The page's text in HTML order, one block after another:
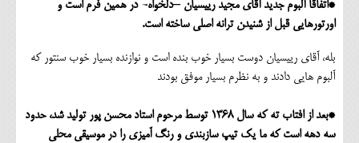
*اتفاقاً آلبوم جدید آقای مجید رییسیان –دلخواه- در همین فرم است و
اورتورهایی قبل از شنیدن ترانه اصلی ساخته است.
بله، آقای رییسیان دوست بسیار خوب بنده است و نوازنده بسیار خوب سنتور که
آلبوم هایی دادند و به نظرم بسیار موفق بودند
*بعد از افتاب ته که سال 1368 توسط مرحوم استاد محسن پور تولید شد، حدود
سه دهه است که ما یک تیپ سازبندی و رنگ آمیزی را در موسیقی محلی